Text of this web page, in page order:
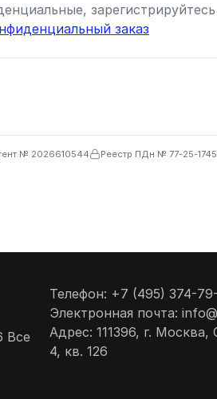
заказ
№ 2026610544 Реестр ПДн № 77-25-
Все
Телефон: +7 (495) 374-
Электронная почта:
Адрес: 111396, г.
4, кв. 126